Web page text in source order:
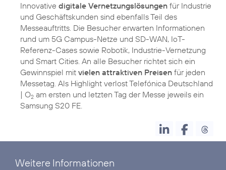
Innovative digitale Vernetzungslösungen für Industrie
und Geschäftskunden sind ebenfalls Teil des
Messeauftritts. Die Besucher erwarten Informationen
rund um 5G Campus-Netze und SD-WAN, IoT-
Referenz-Cases sowie Robotik, Industrie-Vernetzung
und Smart Cities. An alle Besucher richtet sich ein
Gewinnspiel mit vielen attraktiven Preisen für jeden
Messetag. Als Highlight verlost Telefónica Deutschland
| O2 am ersten und letzten Tag der Messe jeweils ein
Samsung S20 FE.
Weitere Informationen